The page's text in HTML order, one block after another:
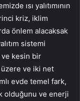
ısı yalıtımının
kriz, iklim
önlem alacaksak
sistemi
kesin bir
üzere ve iki net
evde temel fark,
olduğunu ve enerji